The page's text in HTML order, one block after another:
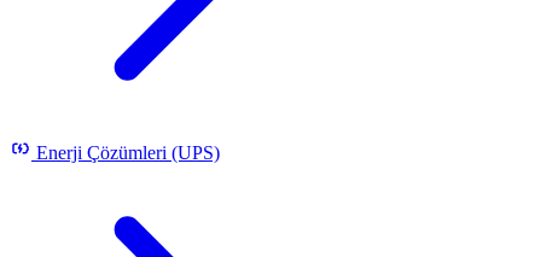
Enerji Çözümleri (UPS)